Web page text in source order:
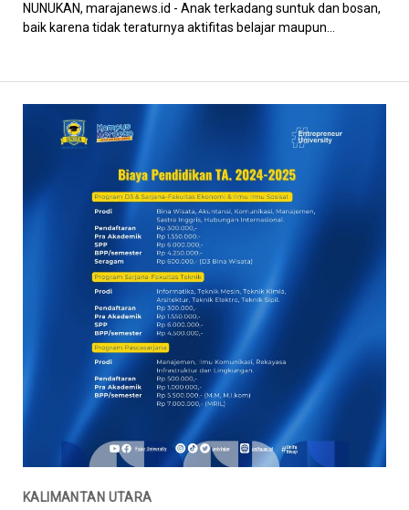
NUNUKAN, marajanews.id - Anak terkadang suntuk dan bosan,
baik karena tidak teraturnya aktifitas belajar maupun...
KALIMANTAN UTARA